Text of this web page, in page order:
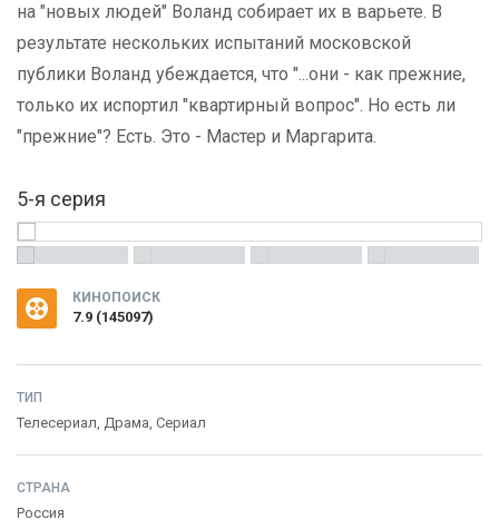
на "новых людей" Воланд собирает их в варьете. В
результате нескольких испытаний московской
публики Воланд убеждается, что "...они - как прежние,
только их испортил "квартирный вопрос". Но есть ли
"прежние"? Есть. Это - Мастер и Маргарита.
5-я серия
КИНОПОИСК
7.9 (145097)
ТИП
Телесериал, Драма, Сериал
СТРАНА
Россия